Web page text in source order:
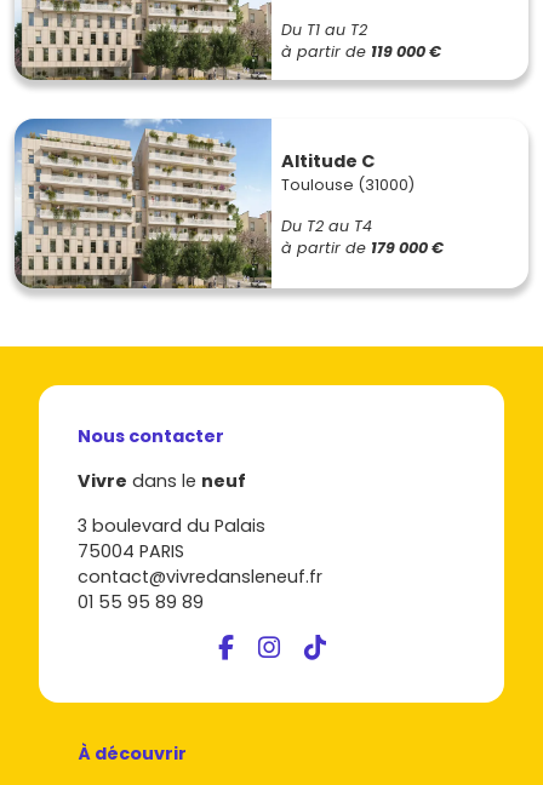
Du T1 au T2
à partir de 119 000 €
Altitude C
Toulouse (31000)
Du T2 au T4
à partir de 179 000 €
Nous contacter
Vivre dans le neuf
3 boulevard du Palais
75004 PARIS
contact@vivredansleneuf.fr
01 55 95 89 89
À découvrir